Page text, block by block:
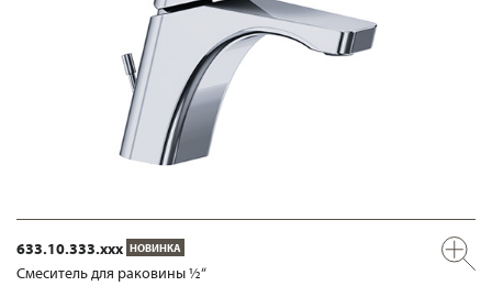
633.10.333.xxx НОВИНКА
Смеситель для раковины ½“